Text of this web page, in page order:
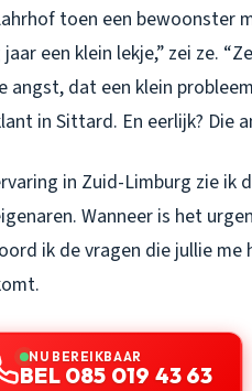
toen een bewoonster
een klein lekje,” zei ze.
angst, dat een klein
in Sittard. En eerlijk? Die
in Zuid-Limburg zie ik
Wanneer is het
ik de vragen die jullie
NU BEREIKBAAR
BEL 085 019 43 63